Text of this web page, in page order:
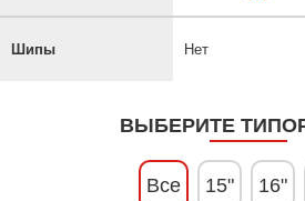
Шипы Нет
ВЫБЕРИТЕ
Все 15" 16"